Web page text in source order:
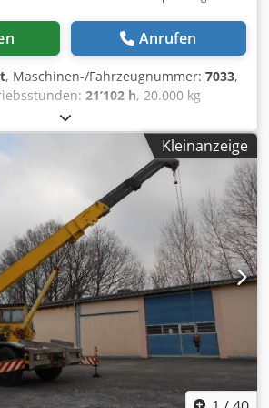
Anrufen
, Maschinen-/Fahrzeugnummer: 7033,
21’102 h, 20.000 kg
Traglast: 20.000 kg bei 3 m, 1.700
Ausladung von 18 m Dsdpezrw E
des Krans: 22.400 kg
m x 2,50 m x 4,0 m Drehbereich:
4x4 Hydraulische Federung Hubraum:
89 kW (121 PS) bei 2.500 U/min Motor:
wassergekühlt Getriebe: 4-
Bereifung: 385/95 R24, Profil
18 mm ID 7033 Weitere technische
Bilder senden wir Ihnen gerne auf
stellt kein verbindliches
und Fehler vorbehalten, für die
Gewähr übernommen.
Kleinanzeige